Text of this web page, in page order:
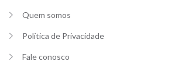
Quem somos
Política de Privacidade
Fale conosco